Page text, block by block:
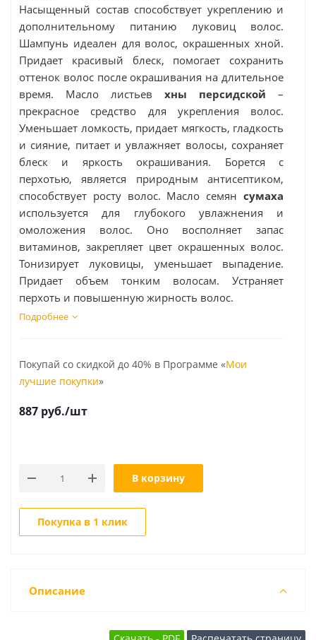
Насыщенный состав способствует укреплению и
дополнительному питанию луковиц волос.
Шампунь идеален для волос, окрашенных хной.
Придает красивый блеск, помогает сохранить
оттенок волос после окрашивания на длительное
время. Масло листьев хны персидской –
прекрасное средство для укрепления волос.
Уменьшает ломкость, придает мягкость, гладкость
и сияние, питает и увлажняет волосы, сохраняет
блеск и яркость окрашивания. Борется с
перхотью, является природным антисептиком,
способствует росту волос. Масло семян сумаха
используется для глубокого увлажнения и
омоложения волос. Оно восполняет запас
витаминов, закрепляет цвет окрашенных волос.
Тонизирует луковицы, уменьшает выпадение.
Придает объем тонким волосам. Устраняет
перхоть и повышенную жирность волос.
Подробнее
Покупай со скидкой до 40% в Программе «Мои
лучшие покупки»
887 руб./шт
В корзину
Покупка в 1 клик
Описание